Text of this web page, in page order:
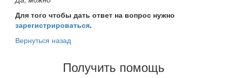
Для того чтобы дать ответ на вопрос нужно
зарегистрироваться.
Вернуться назад
Получить помощь